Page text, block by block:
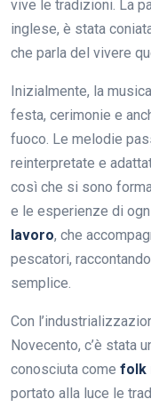
vive le tradizioni. La
inglese, è stata
che parla del vivere
Inizialmente, la
festa, cerimonie e
fuoco. Le melodie
reinterpretate e
così che si sono
e le esperienze di
lavoro, che
pescatori,
semplice.
Con
Novecento, c’è stata
conosciuta come folk
portato alla luce le